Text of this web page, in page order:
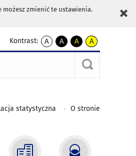
możesz zmienić te ustawienia.
Kontrast:
A
kontrast
A
kontrast
czarnym
A
kontrast
żółty
tekst
czarnym
A
kontrast
czarny
tekst
żółtym
statystyczna O stronie